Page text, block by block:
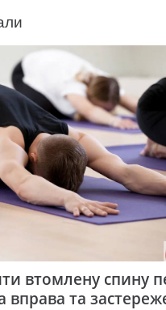
втомлену спину
вправа та